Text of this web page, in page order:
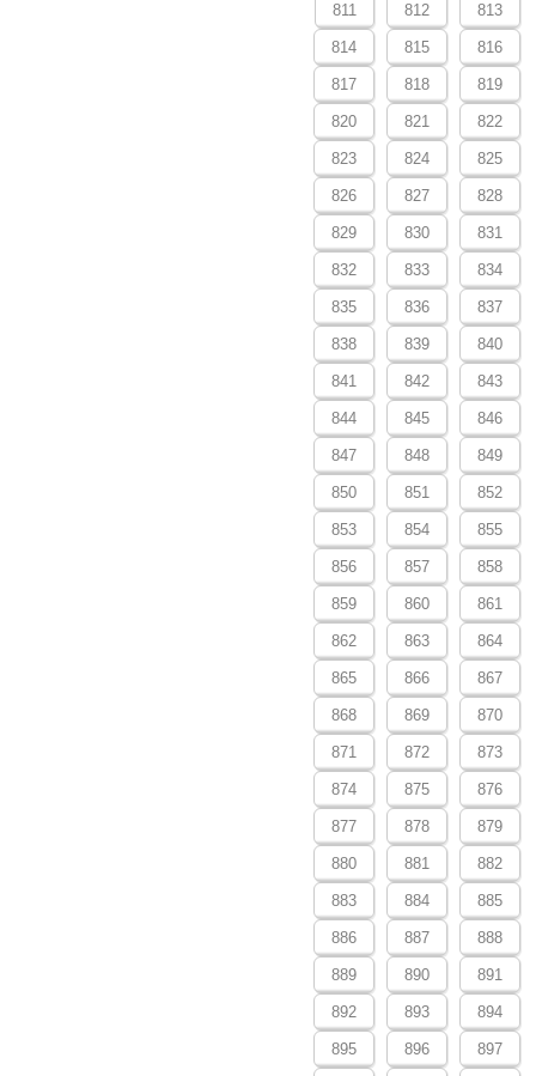
811 812 813
814 815 816
817 818 819
820 821 822
823 824 825
826 827 828
829 830 831
832 833 834
835 836 837
838 839 840
841 842 843
844 845 846
847 848 849
850 851 852
853 854 855
856 857 858
859 860 861
862 863 864
865 866 867
868 869 870
871 872 873
874 875 876
877 878 879
880 881 882
883 884 885
886 887 888
889 890 891
892 893 894
895 896 897